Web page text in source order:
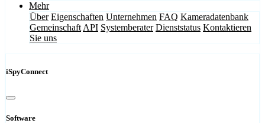
Mehr
Über Eigenschaften Unternehmen FAQ Kameradatenbank
Gemeinschaft API Systemberater Dienststatus Kontaktieren
Sie uns
iSpyConnect
Software